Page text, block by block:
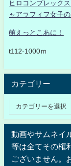
ヒロコンプレック
ャアラフィフ女子
萌えっとこあに！
t112-1000ｍ
カテゴリー
動画やサムネイ
等は全てその権
ございません。